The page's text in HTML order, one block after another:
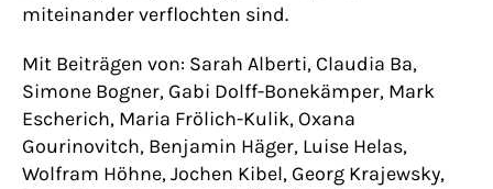
miteinander verflochten sind.
Mit Beiträgen von: Sarah Alberti, Claudia Ba,
Simone Bogner, Gabi Dolff-Bonekämper, Mark
Escherich, Maria Frölich-Kulik, Oxana
Gourinovitch, Benjamin Häger, Luise Helas,
Wolfram Höhne, Jochen Kibel, Georg Krajewsky,